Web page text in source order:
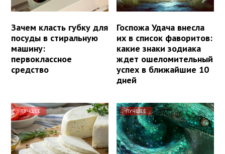
Зачем класть губку для
посуды в стиральную
машину:
первоклассное
средство
Госпожа Удача внесла
их в список фаворитов:
какие знаки зодиака
ждет ошеломительный
успех в ближайшие 10
дней
ЛУЧШЕЕ ЛУЧШЕЕ